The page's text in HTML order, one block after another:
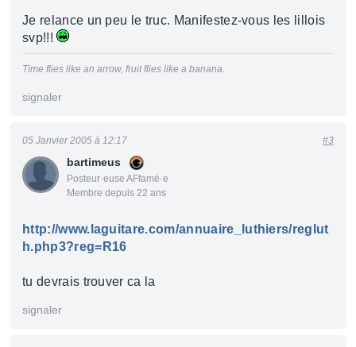
Je relance un peu le truc. Manifestez-vous les lillois
svp!!!
Time flies like an arrow, fruit flies like a banana.
signaler
bartimeus
Posteur·euse AFfamé·e
Membre depuis 22 ans
05 Janvier 2005 à 12:17 #3
http://www.laguitare.com/annuaire_luthiers/reglut
h.php3?reg=R16
tu devrais trouver ca la
signaler